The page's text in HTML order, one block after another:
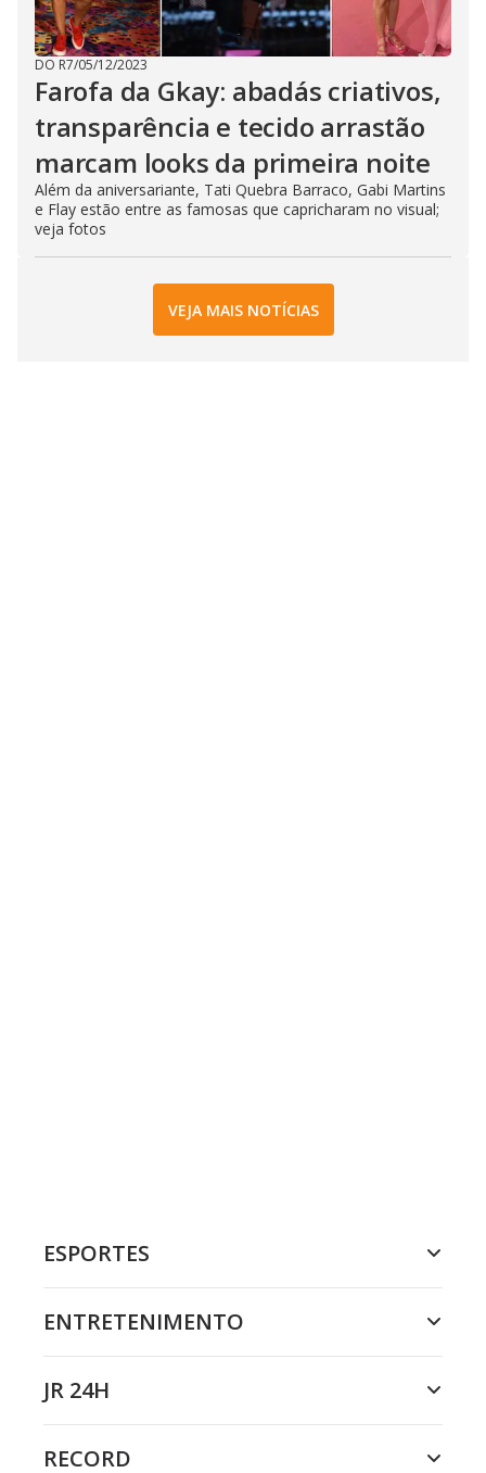
DO R7/05/12/2023
Farofa da Gkay: abadás criativos,
transparência e tecido arrastão
marcam looks da primeira noite
Além da aniversariante, Tati Quebra Barraco, Gabi Martins
e Flay estão entre as famosas que capricharam no visual;
veja fotos
VEJA MAIS NOTÍCIAS
ESPORTES
ENTRETENIMENTO
JR 24H
RECORD